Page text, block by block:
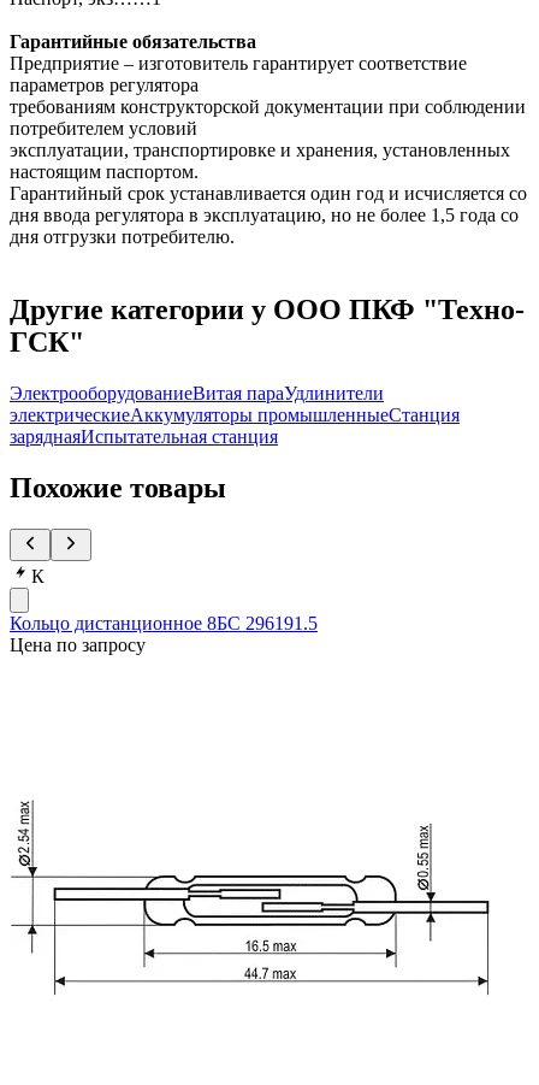
Гарантийные обязательства
Предприятие – изготовитель гарантирует соответствие
параметров регулятора
требованиям конструкторской документации при соблюдении
потребителем условий
эксплуатации, транспортировке и хранения, установленных
настоящим паспортом.
Гарантийный срок устанавливается один год и исчисляется со
дня ввода регулятора в эксплуатацию, но не более 1,5 года со
дня отгрузки потребителю.
Другие категории у ООО ПКФ "Техно-
ГСК"
ЭлектрооборудованиеВитая параУдлинители
электрическиеАккумуляторы промышленныеСтанция
заряднаяИспытательная станция
Похожие товары
К
Кольцо дистанционное 8БС 296191.5
Цена по запросу